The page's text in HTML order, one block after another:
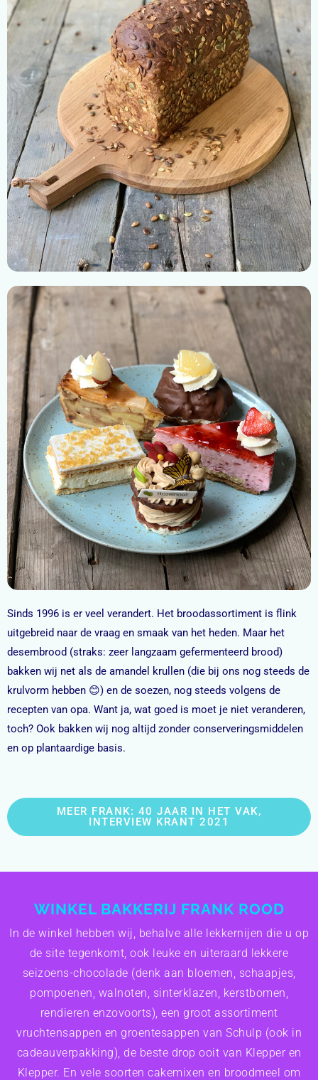
Sinds 1996 is er veel verandert. Het broodassortiment is flink
uitgebreid naar de vraag en smaak van het heden. Maar het
desembrood (straks: zeer langzaam gefermenteerd brood)
bakken wij net als de amandel krullen (die bij ons nog steeds de
krulvorm hebben 😊) en de soezen, nog steeds volgens de
recepten van opa. Want ja, wat goed is moet je niet veranderen,
toch? Ook bakken wij nog altijd zonder conserveringsmiddelen
en op plantaardige basis.
MEER FRANK: 40 JAAR IN HET VAK,
INTERVIEW KRANT 2021
WINKEL BAKKERIJ FRANK ROOD
In de winkel hebben wij, behalve alle lekkernijen die u op
de site tegenkomt, ook leuke en uiteraard lekkere
seizoens-chocolade (denk aan bloemen, schaapjes,
pompoenen, walnoten, sinterklazen, kerstbomen,
rendieren enzovoorts), een groot assortiment
vruchtensappen en groentesappen van Schulp (ook in
cadeauverpakking), de beste drop ooit van Klepper en
Klepper. En vele soorten cakemixen en broodmeel om